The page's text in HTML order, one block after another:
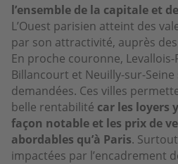
l’ensemble de la capitale et
L’Ouest parisien atteint des
par son attractivité, auprès
En proche couronne,
Billancourt et Neuilly-sur-
demandées. Ces villes
belle rentabilité car les loyers
façon notable et les prix de
abordables qu’à Paris.
impactées par l’encadrement